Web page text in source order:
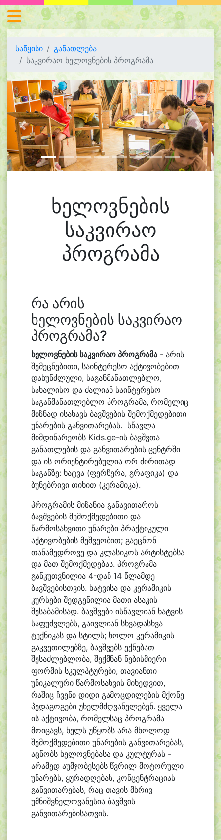
საწყისი
განათლება
საკვირაო ხელოვნების პროგრამა
Previous Next
ხელოვნების
საკვირაო
პროგრამა
რა არის
ხელოვნების საკვირაო
პროგრამა?
ხელოვნების საკვირაო პროგრამა - არის
შემეცნებითი, საინტერესო აქტივობებით
დახუნძლული, საგანმანათლებლო,
სახალისო და ძალიან საინტერესო
საგანმანათლებლო პროგრამა, რომელიც
მიზნად ისახავს ბავშვების შემოქმედებითი
უნარების განვითარებას. სწავლა
მიმდინარეობს Kids.ge-ის ბავშვთა
განათლების და განვითარების ცენტრში
და ის ორიენტირებულია ორ ძირითად
საგანზე: ხატვა (ფერწერა, გრაფიკა) და
ბუნებრივი თიხით (კერამიკა).
პროგრამის მიზანია განავითაროს
ბავშვების შემოქმედებითი და
წარმოსახვითი უნარები პრაქტიკული
აქტივობების მეშვეობით; გაეცნონ
თანამედროვე და კლასიკოს არტისტებსა
და მათ შემოქმედებას. პროგრამა
განკუთვნილია 4-დან 14 წლამდე
ბავშვებისთვის. ხატვისა და კერამიკის
კურსები შედგენილია მათი ასაკის
შესაბამისად. ბავშვები ისწავლიან ხატვის
საფუძვლებს, გაივლიან სხვადასხვა
ტექნიკას და სტილს; ხოლო კერამიკის
გაკვეთილებზე, ბავშვებს ექნებათ
შესაძლებლობა, შექმნან ნებისმიერი
ფორმის სკულპტურები, თავიანთი
უნიკალური წარმოსახვის მიხედვით,
რაშიც ჩვენი დიდი გამოცდილების მქონე
პედაგოგები უხელმძღვანელებენ. ყველა
ის აქტივობა, რომელსაც პროგრამა
მოიცავს, ხელს უწყობს არა მხოლოდ
შემოქმედებითი უნარების განვითარებას,
აცნობს ხელოვნებასა და კულტურას -
არამედ აუმჯობესებს წვრილ მოტორული
უნარებს, ყურადღებას, კონცენტრაციას
განვითარებას, რაც თავის მხრივ
უმნიშვნელოვანესია ბავშვის
განვითარებისათვის.